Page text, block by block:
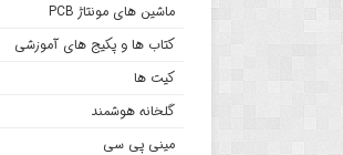
ماشین های مونتاژ PCB
کتاب ها و پکیج های آموزشی
کیت ها
گلخانه هوشمند
مینی پی سی